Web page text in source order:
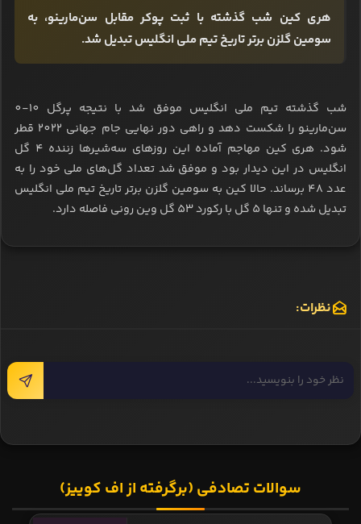
هری کین شب گذشته با ثبت پوکر مقابل سن‌مارینو، به
سومین گلزن برتر تاریخ تیم ملی انگلیس تبدیل شد.
شب گذشته تیم ملی انگلیس موفق شد با نتیجه پرگل 10-0
سن‌مارینو را شکست دهد و راهی دور نهایی جام جهانی 2022 قطر
شود. هری کین مهاجم آماده این روزهای سه‌شیرها زننده 4 گل
انگلیس در این دیدار بود و موفق شد تعداد گل‌های ملی خود را به
عدد 48 برساند. حالا کین به سومین گلزن برتر تاریخ تیم ملی انگلیس
تبدیل شده و تنها 5 گل با رکورد 53 گل وین رونی فاصله دارد.
نظرات:
سوالات تصادفی (برگرفته از اف کوییز)